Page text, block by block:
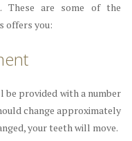
These are some of the
offers you:
provided with a number
change approximately
your teeth will move.